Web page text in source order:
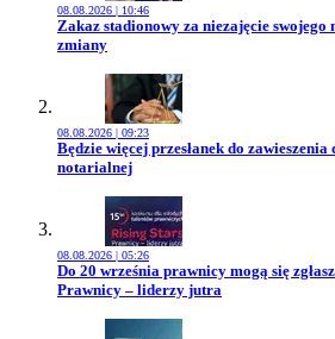
08.08.2026 | 10:46
Przejdź do artykułu:
Zakaz stadionowy za niezajęcie
zmiany
08.08.2026 | 09:23
Przejdź do artykułu:
Będzie więcej przesłanek do
notarialnej
08.08.2026 | 05:26
Przejdź do artykułu:
Do 20 września prawnicy mogą się
Prawnicy – liderzy jutra